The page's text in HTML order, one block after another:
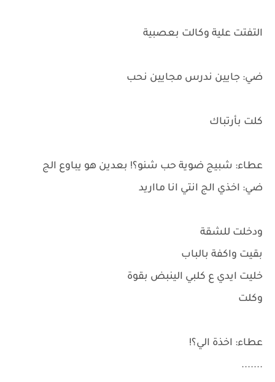
التفتت علية وكالت بعصبية
ضي: جايين ندرس مجايين نحب
كلت بأرتباك
عطاء: شبيج ضوية حب شنو؟! بعدين هو يباوع الج
ضي: اخذي الج انتي انا مااريد
ودخلت للشقة
بقيت واكفة بالباب
خليت ايدي ع كلبي الينبض بقوة
وكلت
عطاء: اخذة الي؟!
.......